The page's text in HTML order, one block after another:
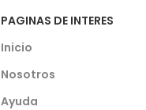
PAGINAS DE INTERES
Inicio
Nosotros
Ayuda